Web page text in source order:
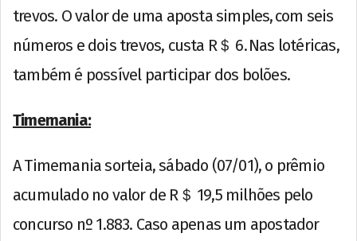
trevos. O valor de uma aposta simples, com seis
números e dois trevos, custa R＄ 6. Nas lotéricas,
também é possível participar dos bolões.
Timemania:
A Timemania sorteia, sábado (07/01), o prêmio
acumulado no valor de R＄ 19,5 milhões pelo
concurso nº 1.883. Caso apenas um apostador